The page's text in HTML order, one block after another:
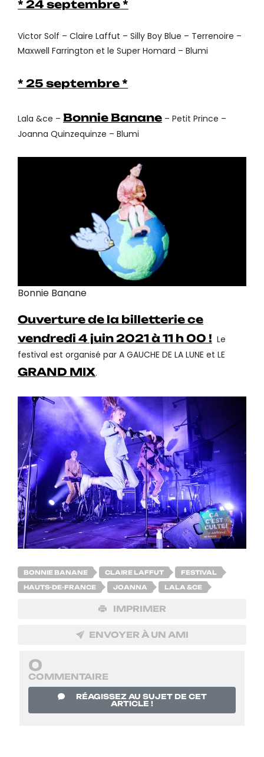
* 24 septembre *
Victor Solf – Claire Laffut – Silly Boy Blue – Terrenoire –
Maxwell Farrington et le Super Homard – Blumi
* 25 septembre *
Lala &ce – Bonnie Banane – Petit Prince –
Joanna Quinzequinze – Blumi
Bonnie Banane
Ouverture de la billetterie ce
vendredi 4 juin 2021 à 11 h 00 ! Le
festival est organisé par A GAUCHE DE LA LUNE et LE
GRAND MIX.
BONNIE BANANE CLAIRE LAFFUT FESTIVAL
HAUTS-DE-FRANCE JOANNA LALA &CE
IMPRIMER
ENVOYER À UN AMI
0
COMMENTAIRE
RÉAGISSEZ AU SUJET DE CET
ARTICLE !